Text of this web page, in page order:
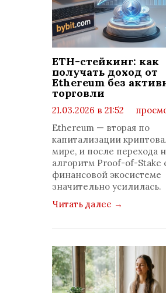
ETH-стейкинг: как
получать доход от
Ethereum без
торговли
21.03.2026 в 21:52
комментариев: 0
Ethereum — вторая по
капитализации
мире, и после перехода
алгоритм Proof-of-Stake
финансовой экосистеме
значительно усилилась.
Читать далее →